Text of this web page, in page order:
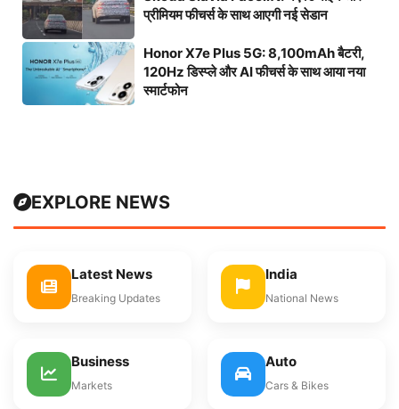
प्रीमियम फीचर्स के साथ आएगी नई सेडान
Honor X7e Plus 5G: 8,100mAh बैटरी,
120Hz डिस्प्ले और AI फीचर्स के साथ आया नया
स्मार्टफोन
EXPLORE NEWS
Latest News
Breaking Updates
India
National News
Business
Markets
Auto
Cars & Bikes